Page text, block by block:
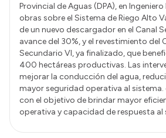
Provincial de Aguas (DPA), en
obras sobre el Sistema de Riego Alto
de un nuevo descargador en el Canal
avance del 30%, y el revestimiento del
Secundario VI, ya finalizado, que
400 hectáreas productivas. Las
mejorar la conducción del agua,
mayor seguridad operativa al sistema.
con el objetivo de brindar mayor
operativa y capacidad de respuesta al